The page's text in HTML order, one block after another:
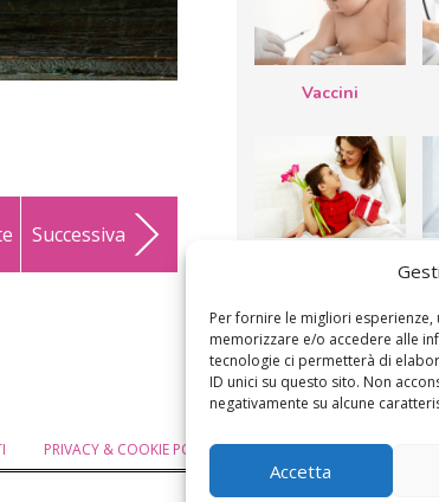
Per fornire le migliori
memorizzare e/o accedere alle
tecnologie ci permetterà di
ID unici su questo sito. Non
negativamente su alcune
Accetta
Successiva
Vaccini
mamma: lavoretti,
filastrocche
PRIVACY & COOKIE POLICY MODIFICA IL CONSENSO